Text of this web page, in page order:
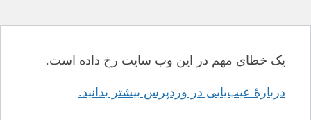
یک خطای مهم در این وب سایت رخ داده است.
دربارهٔ عیب‌یابی در وردپرس بیشتر بدانید.